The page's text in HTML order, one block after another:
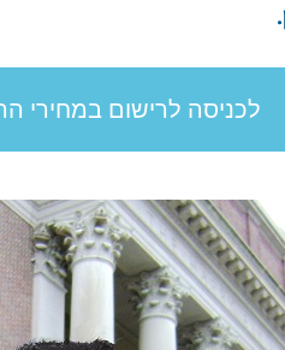
לכניסה לרישום במחירי